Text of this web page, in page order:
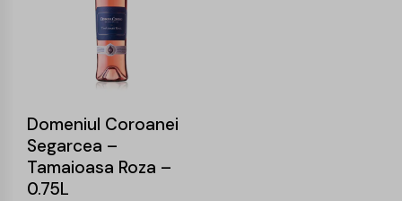
Domeniul Coroanei
Segarcea –
Tamaioasa Roza –
0.75L